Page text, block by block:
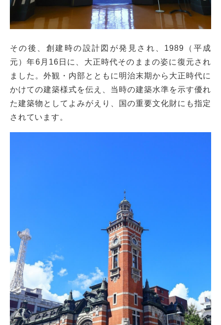
その後、創建時の設計図が発見され、1989（平成
元）年6月16日に、大正時代そのままの姿に復元され
ました。外観・内部とともに明治末期から大正時代に
かけての建築様式を伝え、当時の建築水準を示す優れ
た建築物としてよみがえり、国の重要文化財にも指定
されています。